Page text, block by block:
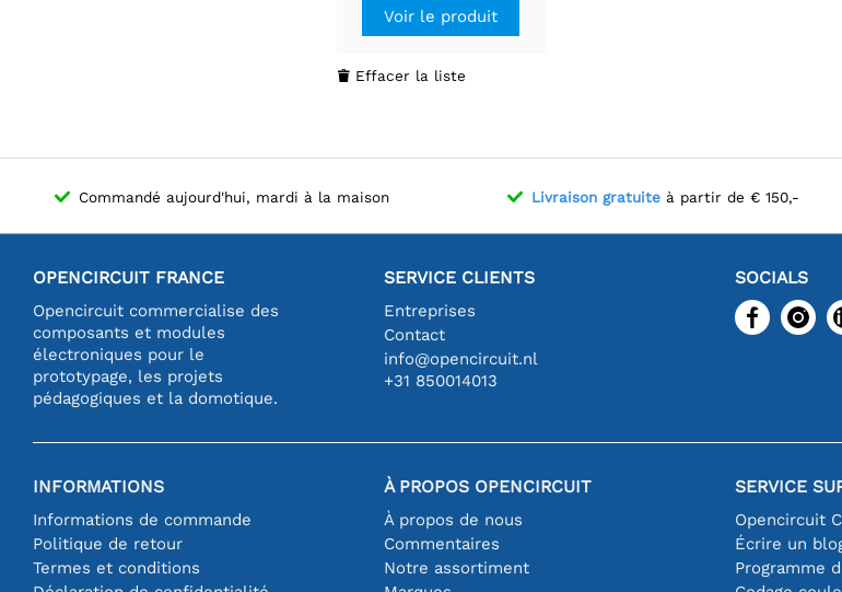
Voir le produit
 Effacer la liste
Commandé aujourd'hui, mardi à la maison Livraison gratuite à partir de € 150,-
OPENCIRCUIT FRANCE
Opencircuit commercialise des
composants et modules
électroniques pour le
prototypage, les projets
pédagogiques et la domotique.
SERVICE CLIENTS
Entreprises
Contact
info@opencircuit.nl
+31 850014013
SOCIALS
INFORMATIONS
Informations de commande
Politique de retour
Termes et conditions
À PROPOS OPENCIRCUIT
À propos de nous
Commentaires
Notre assortiment
SERVICE
Opencircuit
Écrire un
Programme